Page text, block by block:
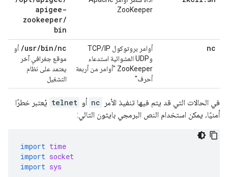
ZooKeeper
apigee-
zookeeper/
bin
nc
أوامر بروتوكول TCP/IP
وUDP العشوائية استدعاء
ZooKeeper "أوامر من أربعة
أحرف"
/usr/bin/nc
أو
موقع جغرافي آخر
يعتمد على نظام
التشغيل
في الحالات التي قد يتم فيها تنفيذ الأمر nc أو telnet يُعتبر خطرًا
أمنيًا، يمكن استخدام النص البرمجي بايثون التالي:
import time
import socket
import sys